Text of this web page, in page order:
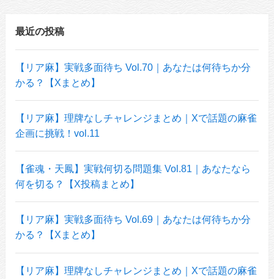
最近の投稿
【リア麻】実戦多面待ち Vol.70｜あなたは何待ちか分
かる？【Xまとめ】
【リア麻】理牌なしチャレンジまとめ｜Xで話題の麻雀
企画に挑戦！vol.11
【雀魂・天鳳】実戦何切る問題集 Vol.81｜あなたなら
何を切る？【X投稿まとめ】
【リア麻】実戦多面待ち Vol.69｜あなたは何待ちか分
かる？【Xまとめ】
【リア麻】理牌なしチャレンジまとめ｜Xで話題の麻雀